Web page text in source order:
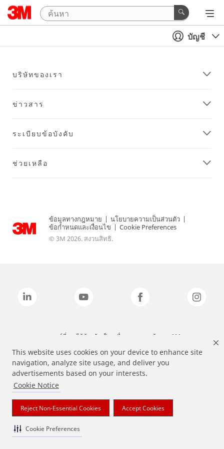
This website uses cookies on your device to enhance site
navigation, analyze site usage, and deliver you
advertisements based on your interests.
Cookie Notice
Reject Non-Essential Cookies Accept Cookies
Cookie Preferences
บัญชี
บริษัทของเรา
ข่าวสาร
ระเบียบข้อบังคับ
ช่วยเหลือ
ข้อมูลทางกฎหมาย | นโยบายความเป็นส่วนตัว |
ข้อกำหนดและเงื่อนไข | Cookie Preferences
© 3M 2026. สงวนสิทธิ.
แบรนด์ที่ระบุไว้ข้างต้นเป็นเครื่องหมายการค้าของ 3M